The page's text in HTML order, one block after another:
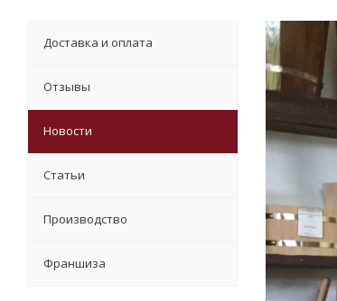
Доставка и оплата
Отзывы
Новости
Статьи
Производство
Франшиза